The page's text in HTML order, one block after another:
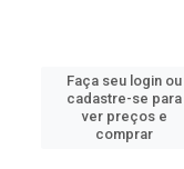
Faça seu login ou
cadastre-se para
ver preços e
comprar